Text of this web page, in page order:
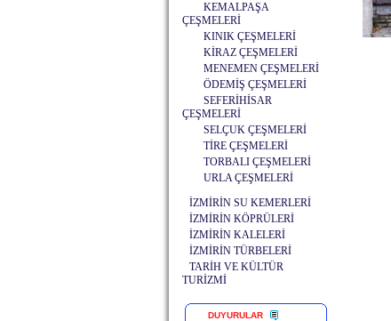
KEMALPAŞA
ÇEŞMELERİ
KINIK ÇEŞMELERİ
KİRAZ ÇEŞMELERİ
MENEMEN ÇEŞMELERİ
ÖDEMİŞ ÇEŞMELERİ
SEFERİHİSAR
ÇEŞMELERİ
SELÇUK ÇEŞMELERİ
TİRE ÇEŞMELERİ
TORBALI ÇEŞMELERİ
URLA ÇEŞMELERİ
İZMİRİN SU KEMERLERİ
İZMİRİN KÖPRÜLERİ
İZMİRİN KALELERİ
İZMİRİN TÜRBELERİ
TARİH VE KÜLTÜR
TURİZMİ
DUYURULAR